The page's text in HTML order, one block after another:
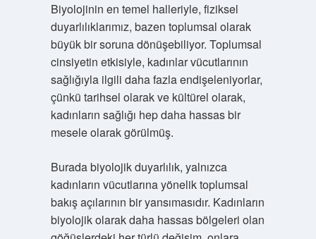
Biyolojinin en temel halleriyle, fiziksel
duyarlılıklarımız, bazen toplumsal olarak
büyük bir soruna dönüşebiliyor. Toplumsal
cinsiyetin etkisiyle, kadınlar vücutlarının
sağlığıyla ilgili daha fazla endişeleniyorlar,
çünkü tarihsel olarak ve kültürel olarak,
kadınların sağlığı hep daha hassas bir
mesele olarak görülmüş.
Burada biyolojik duyarlılık, yalnızca
kadınların vücutlarına yönelik toplumsal
bakış açılarının bir yansımasıdır. Kadınların
biyolojik olarak daha hassas bölgeleri olan